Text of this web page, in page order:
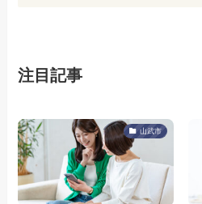
注目記事
山武市